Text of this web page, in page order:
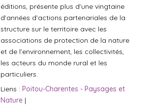
éditions, présente plus d’une vingtaine
d’années d’actions partenariales de la
structure sur le territoire avec les
associations de protection de la nature
et de l’environnement, les collectivités,
les acteurs du monde rural et les
particuliers.
Liens : Poitou-Charentes - Paysages et
Nature |